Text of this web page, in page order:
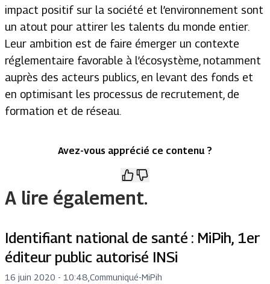
impact positif sur la société et l’environnement sont
un atout pour attirer les talents du monde entier.
Leur ambition est de faire émerger un contexte
réglementaire favorable à l’écosystème, notamment
auprès des acteurs publics, en levant des fonds et
en optimisant les processus de recrutement, de
formation et de réseau.
Avez-vous apprécié ce contenu ?
A lire également.
Identifiant national de santé : MiPih, 1er
éditeur public autorisé INSi
16 juin 2020 - 10:48 Communiqué-MiPih